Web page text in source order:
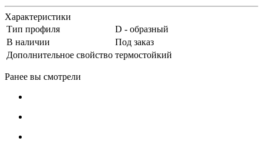
Характеристики
Тип профиля
D - образный
В наличии
Под заказ
Дополнительное свойство термостойкий
Ранее вы смотрели